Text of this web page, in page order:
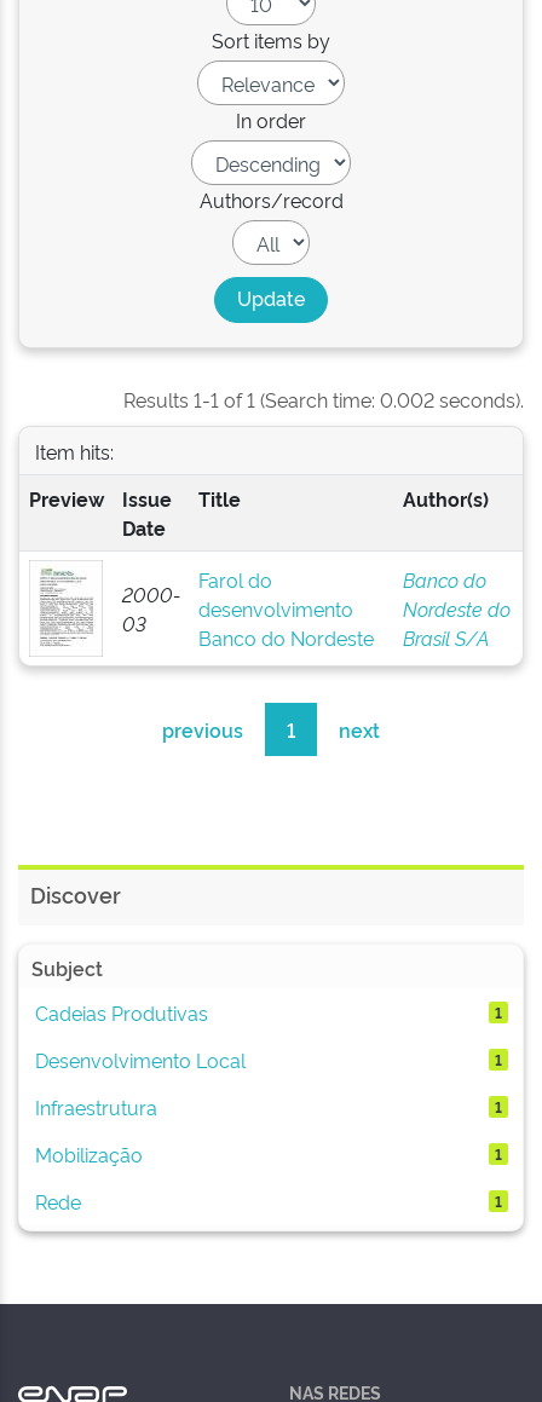
Sort items by
In order
Authors/record
Results 1-1 of 1 (Search time: 0.002 seconds).
Item hits:
Preview
Issue
Date
Title Author(s)
2000-
03
Farol do
desenvolvimento
Banco do Nordeste
Banco do
Nordeste do
Brasil S/A
previous 1 next
Discover
Subject
Cadeias Produtivas
1
Desenvolvimento Local 1
Infraestrutura 1
Mobilização 1
Rede 1
NAS REDES